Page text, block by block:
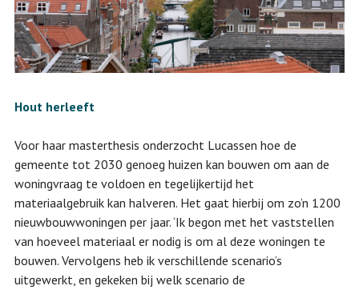
Hout herleeft
Voor haar masterthesis onderzocht Lucassen hoe de
gemeente tot 2030 genoeg huizen kan bouwen om aan de
woningvraag te voldoen en tegelijkertijd het
materiaalgebruik kan halveren. Het gaat hierbij om zo’n 1200
nieuwbouwwoningen per jaar. ‘Ik begon met het vaststellen
van hoeveel materiaal er nodig is om al deze woningen te
bouwen. Vervolgens heb ik verschillende scenario’s
uitgewerkt, en gekeken bij welk scenario de